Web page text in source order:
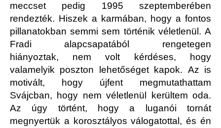
meccset pedig 1995 szeptemberében
rendezték. Hiszek a karmában, hogy a fontos
pillanatokban semmi sem történik véletlenül. A
Fradi alapcsapatából rengetegen
hiányoztak, nem volt kérdéses, hogy
valamelyik poszton lehetőséget kapok. Az is
motivált, hogy újfent megmutathattam
Svájcban, hogy nem véletlenül kerültem oda.
Az úgy történt, hogy a luganói tornát
megnyertük a korosztályos válogatottal, és én